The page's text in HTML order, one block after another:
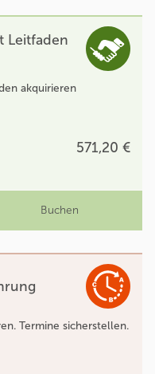
Leitfaden
akquirieren
571,20 €
Buchen
Termine sicherstellen.